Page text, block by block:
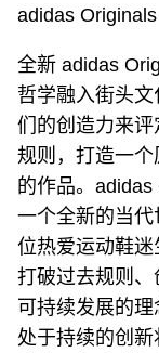
adidas Originals
全新 adidas
哲学融入街头
们的创造力来
规则，打造一
的作品。
一个全新的当
位热爱运动鞋
打破过去规则
可持续发展的
处于持续的创